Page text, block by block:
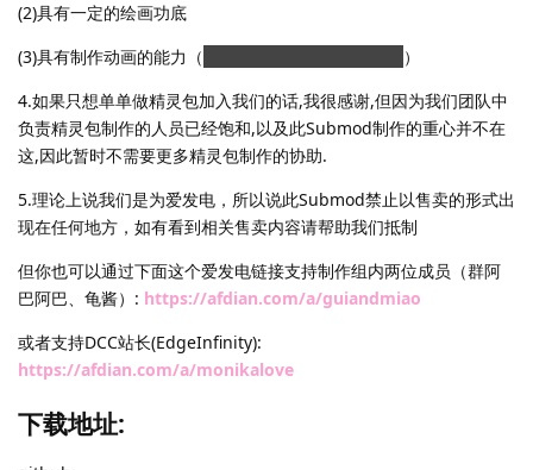
(2)具有一定的绘画功底
(3)具有制作动画的能力（
）
4.如果只想单单做精灵包加入我们的话,我很感谢,但因为我们团队中
负责精灵包制作的人员已经饱和,以及此Submod制作的重心并不在
这,因此暂时不需要更多精灵包制作的协助.
5.理论上说我们是为爱发电，所以说此Submod禁止以售卖的形式出
现在任何地方，如有看到相关售卖内容请帮助我们抵制
但你也可以通过下面这个爱发电链接支持制作组内两位成员（群阿
巴阿巴、龟酱）: https://afdian.com/a/guiandmiao
或者支持DCC站长(EdgeInfinity):
https://afdian.com/a/monikalove
下载地址: